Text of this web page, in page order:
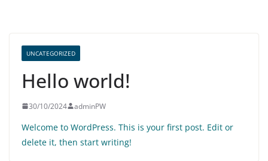
UNCATEGORIZED
Hello world!
30/10/2024 adminPW
Welcome to WordPress. This is your first post. Edit or
delete it, then start writing!